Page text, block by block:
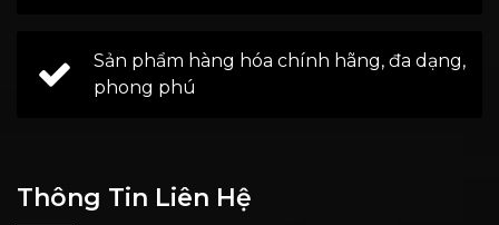
Sản phẩm hàng hóa chính hãng, đa dạng,
phong phú
Thông Tin Liên Hệ